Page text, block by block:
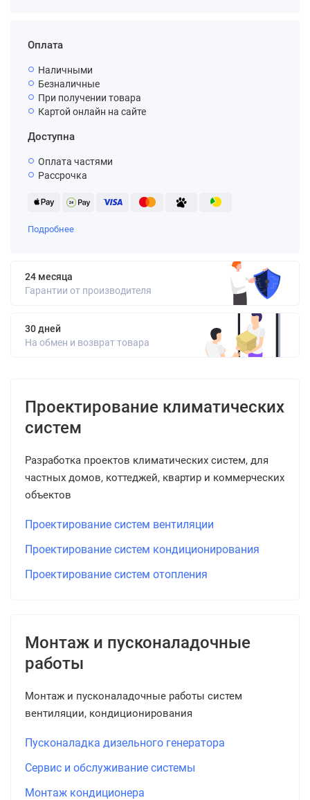
Оплата
Наличными
Безналичные
При получении товара
Картой онлайн на сайте
Доступна
Оплата частями
Рассрочка
Подробнее
24 месяца
Гарантии от производителя
30 дней
На обмен и возврат товара
Проектирование климатических
систем
Разработка проектов климатических систем, для
частных домов, коттеджей, квартир и коммерческих
объектов
Проектирование систем вентиляции
Проектирование систем кондиционирования
Проектирование систем отопления
Монтаж и пусконаладочные
работы
Монтаж и пусконаладочные работы систем
вентиляции, кондиционирования
Пусконаладка дизельного генератора
Сервис и обслуживание системы
Монтаж кондиционера